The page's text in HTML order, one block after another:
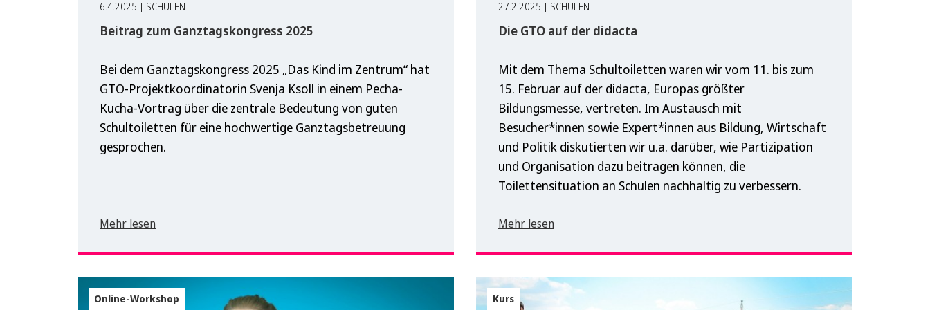
6.4.2025 | SCHULEN
Beitrag zum Ganztagskongress 2025
Bei dem Ganztagskongress 2025 „Das Kind im Zentrum“ hat
GTO-Projektkoordinatorin Svenja Ksoll in einem Pecha-
Kucha-Vortrag über die zentrale Bedeutung von guten
Schultoiletten für eine hochwertige Ganztagsbetreuung
gesprochen.
Mehr lesen
27.2.2025 | SCHULEN
Die GTO auf der didacta
Mit dem Thema Schultoiletten waren wir vom 11. bis zum
15. Februar auf der didacta, Europas größter
Bildungsmesse, vertreten. Im Austausch mit
Besucher*innen sowie Expert*innen aus Bildung, Wirtschaft
und Politik diskutierten wir u.a. darüber, wie Partizipation
und Organisation dazu beitragen können, die
Toilettensituation an Schulen nachhaltig zu verbessern.
Mehr lesen
Online-Workshop Kurs